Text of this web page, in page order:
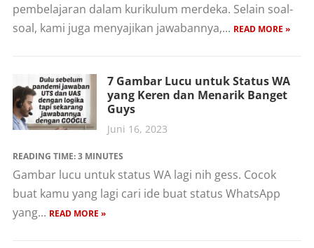
pembelajaran dalam kurikulum merdeka. Selain soal-
soal, kami juga menyajikan jawabannya,... READ MORE »
7 Gambar Lucu untuk Status WA
yang Keren dan Menarik Banget
Guys
Juni 16, 2023
READING TIME:3 MINUTES
Gambar lucu untuk status WA lagi nih gess. Cocok
buat kamu yang lagi cari ide buat status WhatsApp
yang... READ MORE »